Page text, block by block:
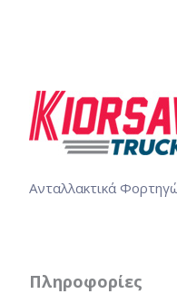
Ανταλλακτικά
Πληροφορίες